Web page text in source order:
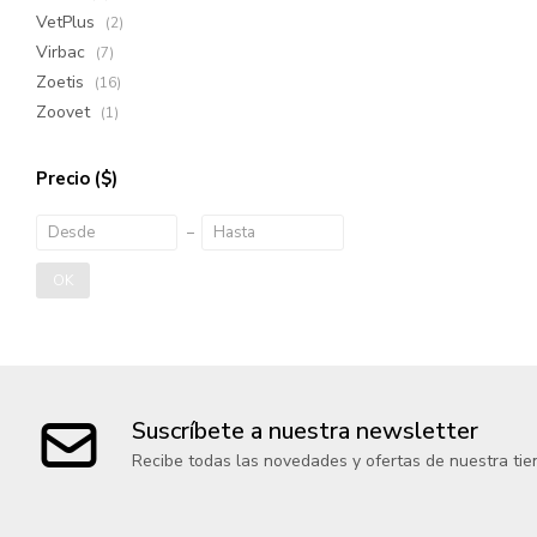
VetPlus (2)
Virbac (7)
Zoetis (16)
Zoovet (1)
Precio ($)
OK
Suscríbete a nuestra newsletter
Recibe todas las novedades y ofertas de nuestra